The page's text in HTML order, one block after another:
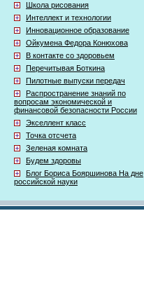
Школа рисования
Интеллект и технологии
Инновационное образование
Ойкумена Федора Конюхова
В контакте со здоровьем
Перечитывая Боткина
Пилотные выпуски передач
Распространение знаний по
вопросам экономической и
финансовой безопасности России
Экселлент класс
Точка отсчета
Зеленая комната
Будем здоровы
Блог Бориса Бояршинова На дне
российской науки